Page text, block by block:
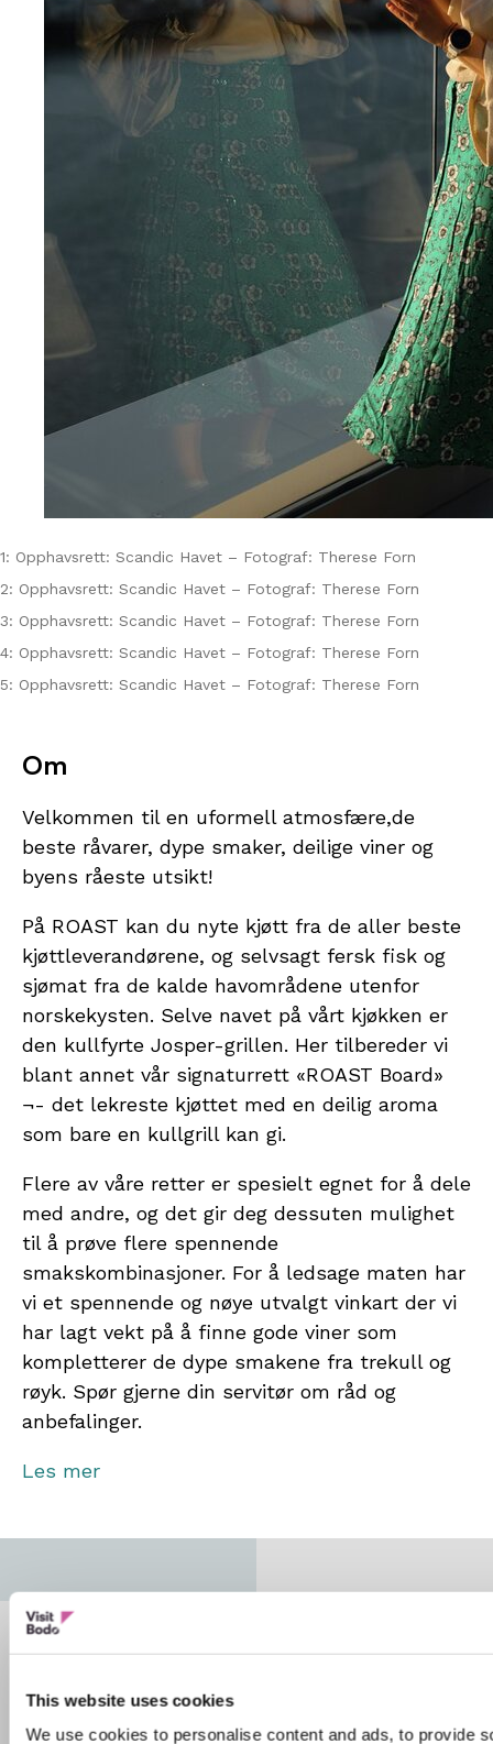
This website uses cookies
We use cookies to personalise content and ads, to provide
1: Opphavsrett: Scandic Havet – Fotograf: Therese Forn
2: Opphavsrett: Scandic Havet – Fotograf: Therese Forn
3: Opphavsrett: Scandic Havet – Fotograf: Therese Forn
4: Opphavsrett: Scandic Havet – Fotograf: Therese Forn
5: Opphavsrett: Scandic Havet – Fotograf: Therese Forn
Om
Velkommen til en uformell atmosfære,de
beste råvarer, dype smaker, deilige viner og
byens råeste utsikt!
På ROAST kan du nyte kjøtt fra de aller beste
kjøttleverandørene, og selvsagt fersk fisk og
sjømat fra de kalde havområdene utenfor
norskekysten. Selve navet på vårt kjøkken er
den kullfyrte Josper-grillen. Her tilbereder vi
blant annet vår signaturrett «ROAST Board»
¬- det lekreste kjøttet med en deilig aroma
som bare en kullgrill kan gi.
Flere av våre retter er spesielt egnet for å dele
med andre, og det gir deg dessuten mulighet
til å prøve flere spennende
smakskombinasjoner. For å ledsage maten har
vi et spennende og nøye utvalgt vinkart der vi
har lagt vekt på å finne gode viner som
kompletterer de dype smakene fra trekull og
røyk. Spør gjerne din servitør om råd og
anbefalinger.
Du finner ROAST Bodø i 17.etasje på Scandic
Les mer